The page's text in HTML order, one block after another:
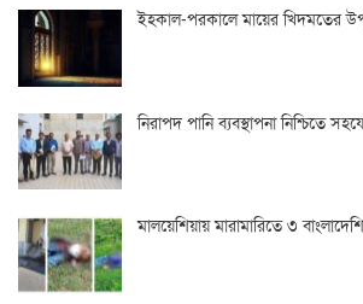
ইহকাল-পরকালে মায়ের খিদমতের
নিরাপদ পানি ব্যবস্থাপনা নিশ্চিতে
মালয়েশিয়ায় মারামারিতে ৩